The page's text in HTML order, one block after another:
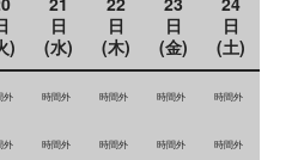
)
日
(水)
日
(木)
日
(金)
日
(土)
外 時間外 時間外 時間外 時間外
外 時間外 時間外 時間外 時間外